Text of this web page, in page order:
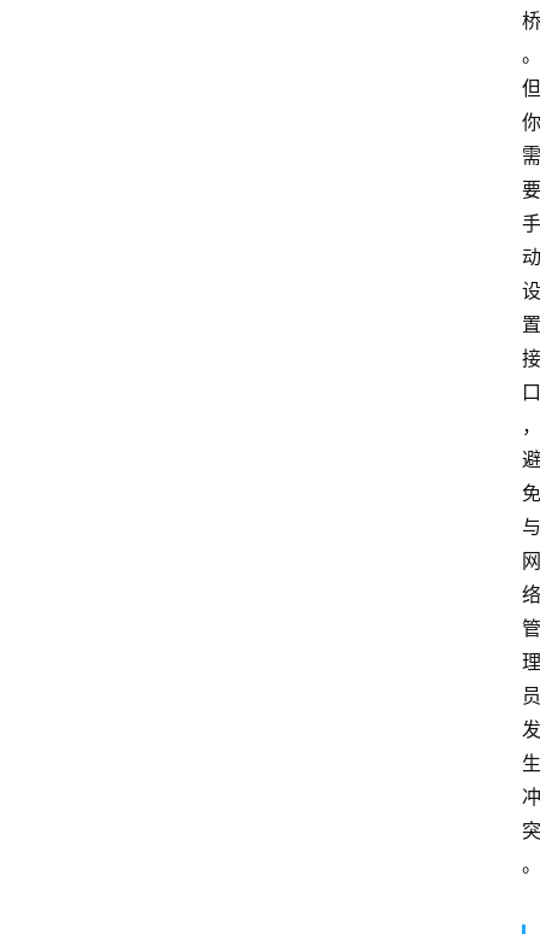
桥
。
但
你
需
要
手
动
设
置
接
口
，
避
免
与
网
络
管
理
员
发
生
冲
突
。